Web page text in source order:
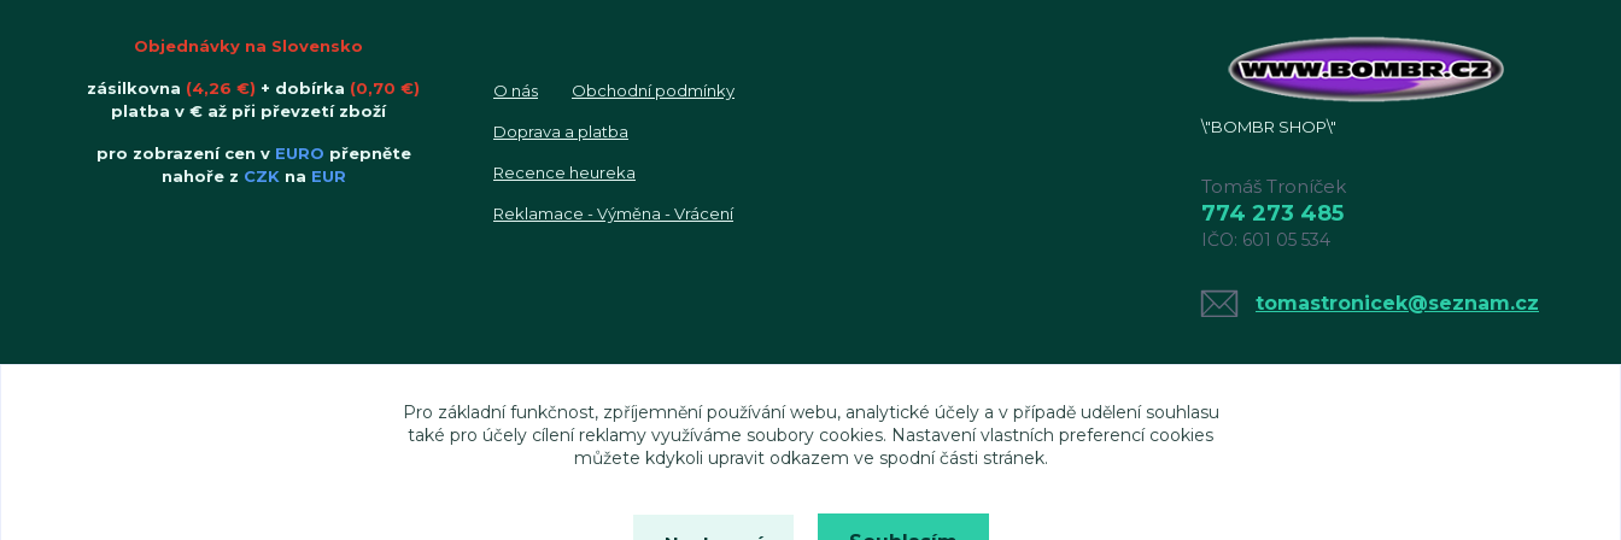
Objednávky na Slovensko
zásilkovna (4,26 €) + dobírka (0,70 €)
platba v € až při převzetí zboží
pro zobrazení cen v EURO přepněte
nahoře z CZK na EUR
O nás Obchodní podmínky
Doprava a platba
Recence heureka
Reklamace - Výměna - Vrácení
\"BOMBR SHOP\"
Tomáš Troníček
774 273 485
IČO: 601 05 534
tomastronicek@seznam.cz
Pro základní funkčnost, zpříjemnění používání webu, analytické účely a v případě udělení souhlasu
také pro účely cílení reklamy využíváme soubory cookies. Nastavení vlastních preferencí cookies
můžete kdykoli upravit odkazem ve spodní části stránek.